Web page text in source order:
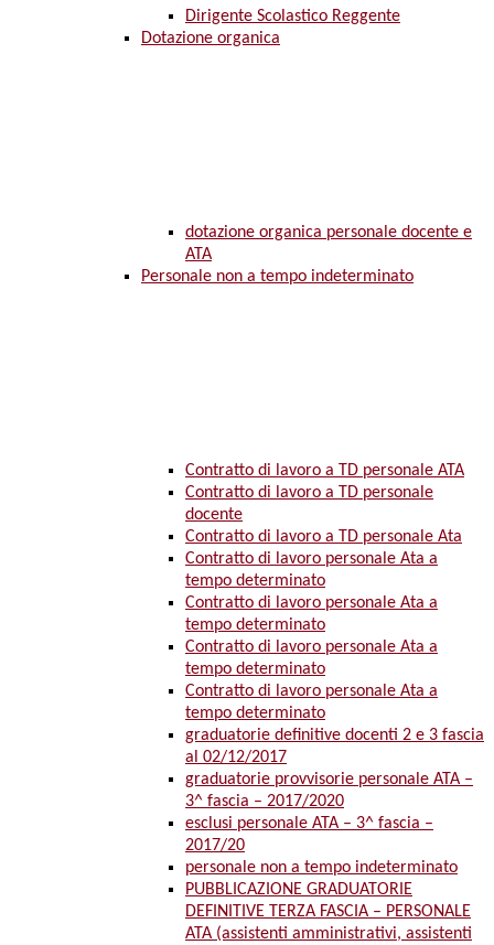
Dirigente Scolastico Reggente
Dotazione organica
dotazione organica personale docente e
ATA
Personale non a tempo indeterminato
Contratto di lavoro a TD personale ATA
Contratto di lavoro a TD personale
docente
Contratto di lavoro a TD personale Ata
Contratto di lavoro personale Ata a
tempo determinato
Contratto di lavoro personale Ata a
tempo determinato
Contratto di lavoro personale Ata a
tempo determinato
Contratto di lavoro personale Ata a
tempo determinato
graduatorie definitive docenti 2 e 3 fascia
al 02/12/2017
graduatorie provvisorie personale ATA –
3^ fascia – 2017/2020
esclusi personale ATA – 3^ fascia –
2017/20
personale non a tempo indeterminato
PUBBLICAZIONE GRADUATORIE
DEFINITIVE TERZA FASCIA – PERSONALE
ATA (assistenti amministrativi, assistenti